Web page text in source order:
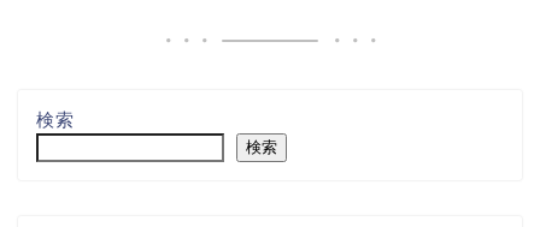
検索
検索